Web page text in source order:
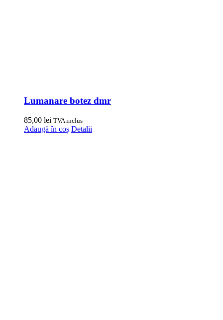
Lumanare botez dmr
85,00 lei TVA inclus
Adaugă în coș Detalii